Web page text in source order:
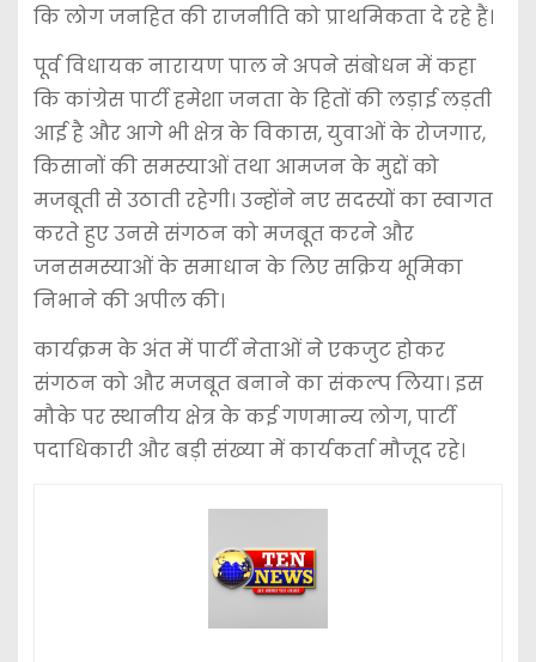
कि लोग जनहित की राजनीति को प्राथमिकता दे रहे हैं।
पूर्व विधायक नारायण पाल ने अपने संबोधन में कहा
कि कांग्रेस पार्टी हमेशा जनता के हितों की लड़ाई लड़ती
आई है और आगे भी क्षेत्र के विकास, युवाओं के रोजगार,
किसानों की समस्याओं तथा आमजन के मुद्दों को
मजबूती से उठाती रहेगी। उन्होंने नए सदस्यों का स्वागत
करते हुए उनसे संगठन को मजबूत करने और
जनसमस्याओं के समाधान के लिए सक्रिय भूमिका
निभाने की अपील की।
कार्यक्रम के अंत में पार्टी नेताओं ने एकजुट होकर
संगठन को और मजबूत बनाने का संकल्प लिया। इस
मौके पर स्थानीय क्षेत्र के कई गणमान्य लोग, पार्टी
पदाधिकारी और बड़ी संख्या में कार्यकर्ता मौजूद रहे।